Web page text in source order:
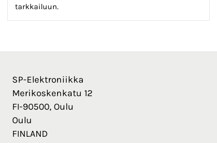
tarkkailuun.
SP-Elektroniikka
Merikoskenkatu 12
FI-90500, Oulu
Oulu
FINLAND